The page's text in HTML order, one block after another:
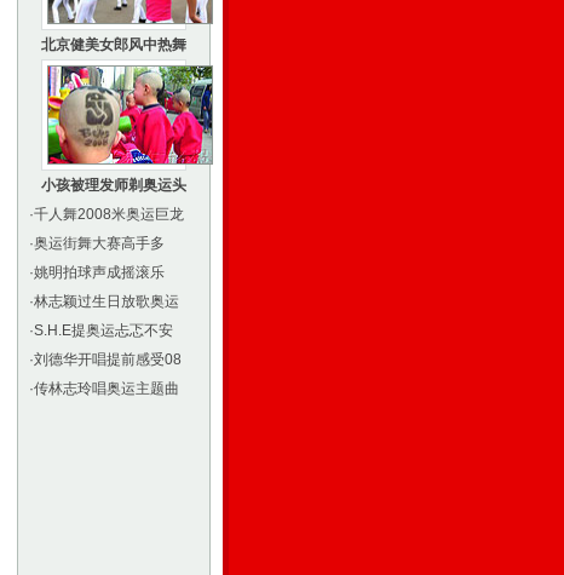
北京健美女郎风中热舞
小孩被理发师剃奥运头
·千人舞2008米奥运巨龙
·奥运街舞大赛高手多
·姚明拍球声成摇滚乐
·林志颖过生日放歌奥运
·S.H.E提奥运忐忑不安
·刘德华开唱提前感受08
·传林志玲唱奥运主题曲